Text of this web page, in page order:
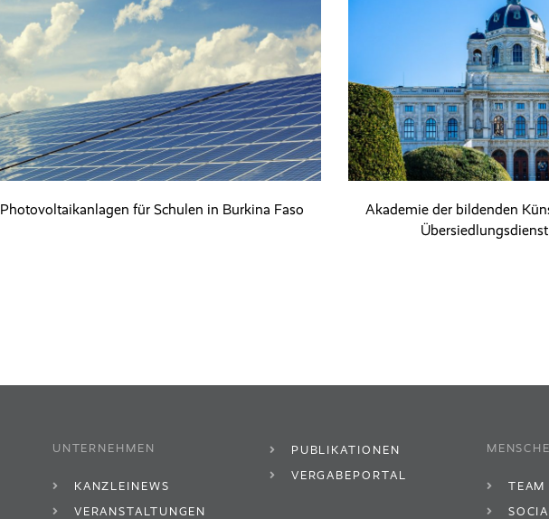
Photovoltaikanlagen für Schulen in Burkina Faso
Akademie der bildenden
UNTERNEHMEN
KANZLEINEWS
VERANSTALTUNGEN
PUBLIKATIONEN
VERGABEPORTAL
TEAM